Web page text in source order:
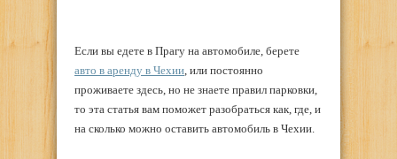
Если вы едете в Прагу на автомобиле, берете
авто в аренду в Чехии , или постоянно
проживаете здесь, но не знаете правил парковки,
то эта статья вам поможет разобраться как, где, и
на сколько можно оставить автомобиль в Чехии.